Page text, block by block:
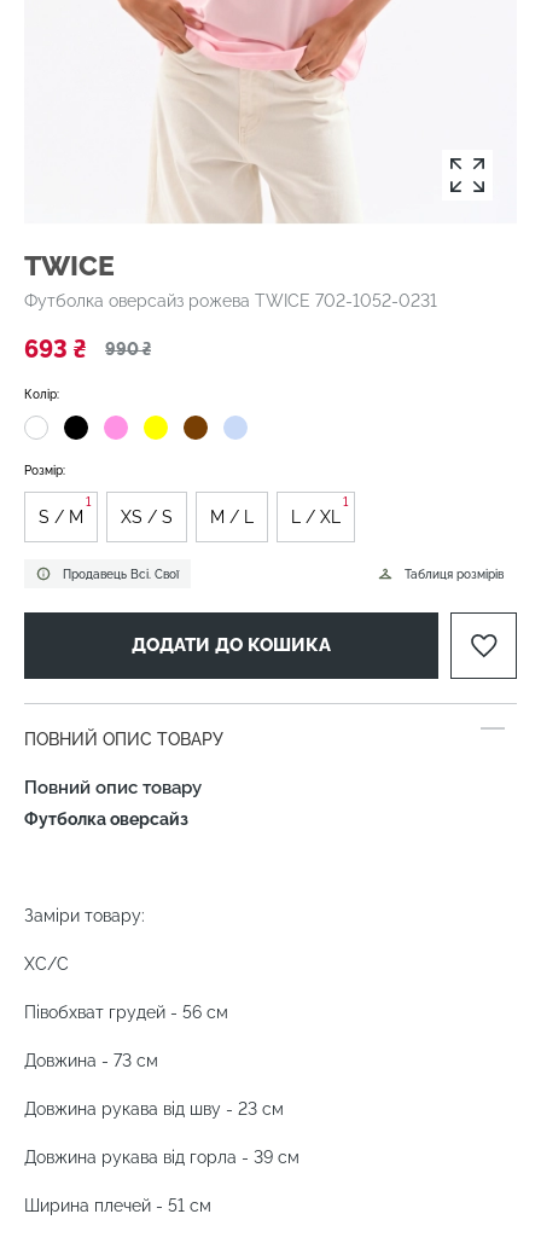
TWICE
Футболка оверсайз рожева TWICE 702-1052-0231
693 ₴ 990 ₴
Продавець Всі. Свої
Колір:
Таблиця розмірів
Розмір:
S / M
1
XS / S M / L L / XL
1
ДОДАТИ ДО КОШИКА
ПОВНИЙ ОПИС ТОВАРУ
Повний опис товару
Футболка оверсайз
Заміри товару:
ХС/С
Півобхват грудей - 56 см
Довжина - 73 см
Довжина рукава від шву - 23 см
Довжина рукава від горла - 39 см
Ширина плечей - 51 см